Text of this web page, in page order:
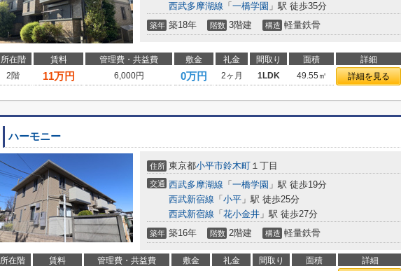
西武多摩湖線 「 一橋学園 」駅 徒歩35分
築年 築18年 階数 3階建 構造 軽量鉄骨
所在階 賃料 管理費・共益費 敷金 礼金 間取り 面積 詳細
2階
11万円 6,000円 0万円 2ヶ月 1LDK 49.55㎡ 詳細を見る
ハーモニー
住所 東京都小平市鈴木町 １丁目
交通 西武多摩湖線 「 一橋学園 」駅 徒歩19分
西武新宿線 「 小平 」駅 徒歩25分
西武新宿線 「 花小金井 」駅 徒歩27分
築年 築16年 階数 2階建 構造 軽量鉄骨
所在階 賃料 管理費・共益費 敷金 礼金 間取り 面積 詳細